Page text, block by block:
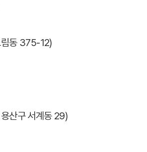
림동 375-12)
산구 서계동 29)